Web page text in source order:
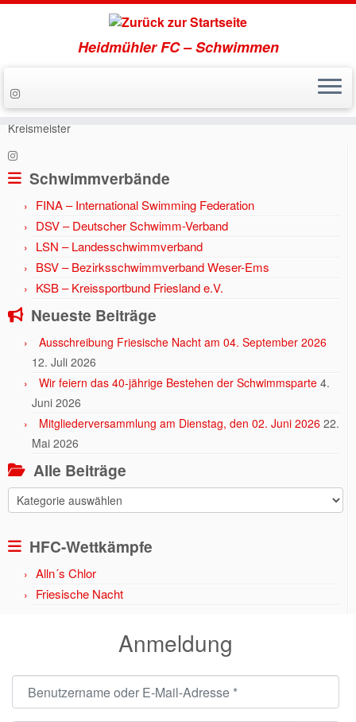
Zum
Inhalt
springen
Heidmühler FC – Schwimmen
Start » Aktuell » Jahr 2018 » Meret und Yannick Björn sind neue
Kreismeister
Schwimmverbände
FINA – International Swimming Federation
DSV – Deutscher Schwimm-Verband
LSN – Landesschwimmverband
BSV – Bezirksschwimmverband Weser-Ems
KSB – Kreissportbund Friesland e.V.
Neueste Beiträge
Ausschreibung Friesische Nacht am 04. September 2026
12. Juli 2026
Wir feiern das 40-jährige Bestehen der Schwimmsparte 4.
Juni 2026
Mitgliederversammlung am Dienstag, den 02. Juni 2026 22.
Mai 2026
Alle Beiträge
Alle
Beiträge
HFC-Wettkämpfe
Alln´s Chlor
Friesische Nacht
Anmeldung